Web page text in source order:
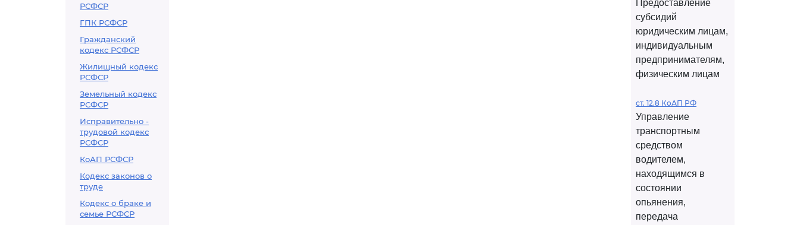
РСФСР
ГПК РСФСР
Гражданский
кодекс РСФСР
Жилищный кодекс
РСФСР
Земельный кодекс
РСФСР
Исправительно -
трудовой кодекс
РСФСР
КоАП РСФСР
Кодекс законов о
труде
Кодекс о браке и
семье РСФСР
Предоставление
субсидий
юридическим лицам,
индивидуальным
предпринимателям,
физическим лицам
ст. 12.8 КоАП РФ
Управление
транспортным
средством
водителем,
находящимся в
состоянии
опьянения,
передача